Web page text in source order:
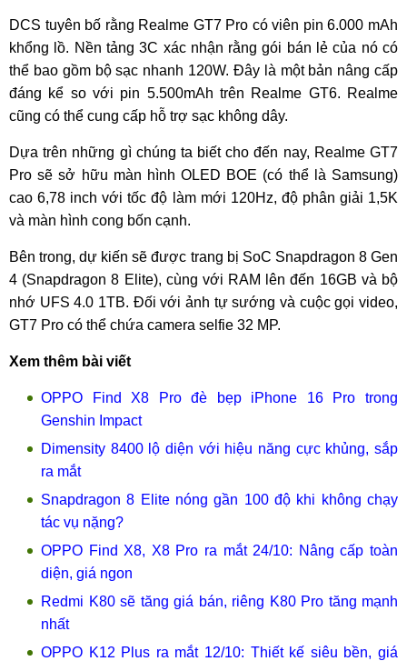
DCS tuyên bố rằng Realme GT7 Pro có viên pin 6.000 mAh
khổng lồ. Nền tảng 3C xác nhận rằng gói bán lẻ của nó có
thể bao gồm bộ sạc nhanh 120W. Đây là một bản nâng cấp
đáng kể so với pin 5.500mAh trên Realme GT6. Realme
cũng có thể cung cấp hỗ trợ sạc không dây.
Dựa trên những gì chúng ta biết cho đến nay, Realme GT7
Pro sẽ sở hữu màn hình OLED BOE (có thể là Samsung)
cao 6,78 inch với tốc độ làm mới 120Hz, độ phân giải 1,5K
và màn hình cong bốn cạnh.
Bên trong, dự kiến ​​sẽ được trang bị SoC Snapdragon 8 Gen
4 (Snapdragon 8 Elite), cùng với RAM lên đến 16GB và bộ
nhớ UFS 4.0 1TB. Đối với ảnh tự sướng và cuộc gọi video,
GT7 Pro có thể chứa camera selfie 32 MP.
Xem thêm bài viết
OPPO Find X8 Pro đè bẹp iPhone 16 Pro trong
Genshin Impact
Dimensity 8400 lộ diện với hiệu năng cực khủng, sắp
ra mắt
Snapdragon 8 Elite nóng gần 100 độ khi không chạy
tác vụ nặng?
OPPO Find X8, X8 Pro ra mắt 24/10: Nâng cấp toàn
diện, giá ngon
Redmi K80 sẽ tăng giá bán, riêng K80 Pro tăng mạnh
nhất
OPPO K12 Plus ra mắt 12/10: Thiết kế siêu bền, giá